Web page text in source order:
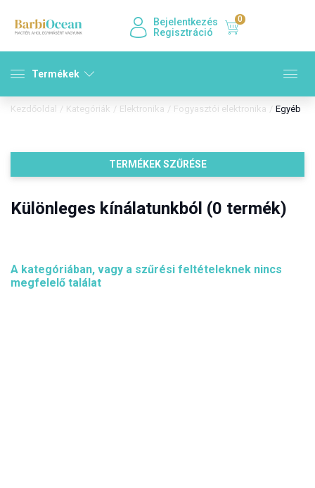
Bejelentkezés
Regisztráció
0
Termékek
Kezdőoldal / Kategóriák / Elektronika / Fogyasztói elektronika / Egyéb
TERMÉKEK SZŰRÉSE
Különleges kínálatunkból (0 termék)
A kategóriában, vagy a szűrési feltételeknek nincs
megfelelő találat